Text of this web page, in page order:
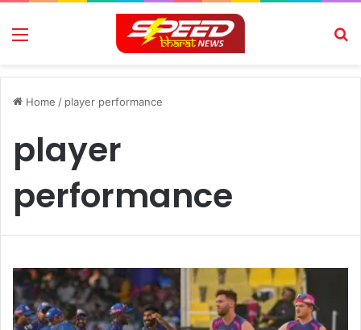
Menu
Home / player performance
player
performance